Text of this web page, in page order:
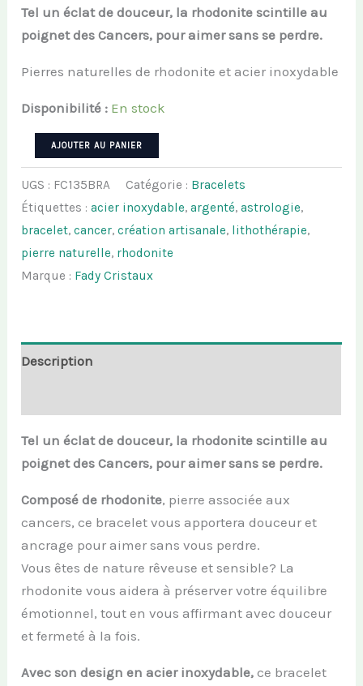
Tel un éclat de douceur, la rhodonite scintille au
poignet des Cancers, pour aimer sans se perdre.
Pierres naturelles de rhodonite et acier inoxydable
Disponibilité : En stock
quantité
de
Bracelet
des
Cancers
-
Rhodonite
AJOUTER AU PANIER
UGS : FC135BRA Catégorie : Bracelets
Étiquettes :acier inoxydable,argenté,astrologie,
bracelet,cancer,création artisanale, lithothérapie,
pierre naturelle, rhodonite
Marque : Fady Cristaux
Description
Tel un éclat de douceur, la rhodonite scintille au
poignet des Cancers, pour aimer sans se perdre.
Composé de rhodonite, pierre associée aux
cancers, ce bracelet vous apportera douceur et
ancrage pour aimer sans vous perdre.
Vous êtes de nature rêveuse et sensible? La
rhodonite vous aidera à préserver votre équilibre
émotionnel, tout en vous affirmant avec douceur
et fermeté à la fois.
Avec son design en acier inoxydable, ce bracelet